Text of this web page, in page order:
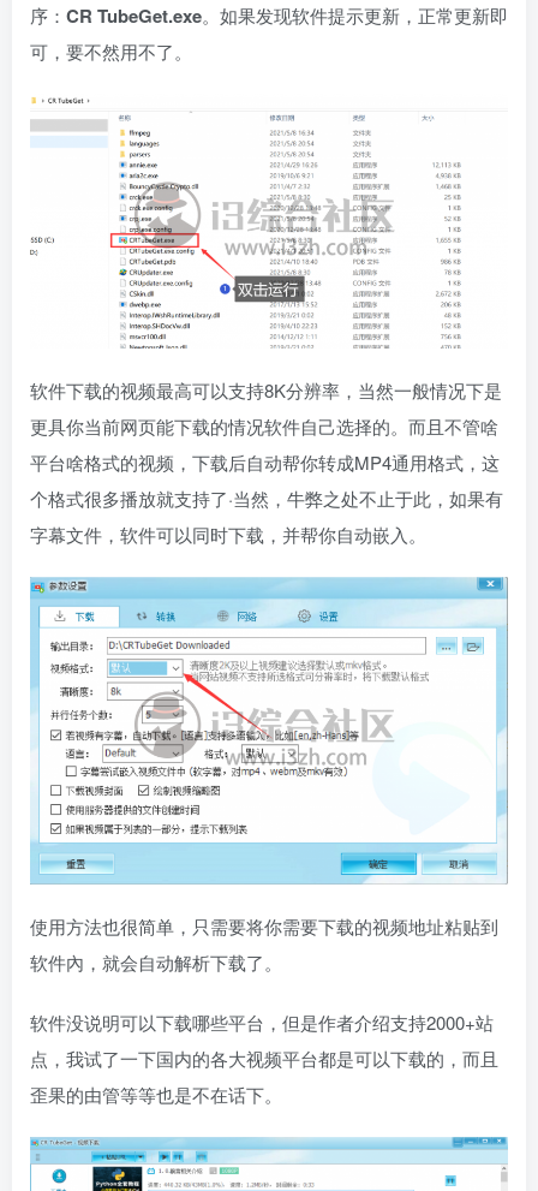
序： CR TubeGet.exe。如果发现软件提示更新，正常更新即
可，要不然用不了。
软件下载的视频最高可以支持8K分辨率，当然一般情况下是
更具你当前网页能下载的情况软件自己选择的。而且不管啥
平台啥格式的视频，下载后自动帮你转成MP4通用格式，这
个格式很多播放就支持了·当然，牛弊之处不止于此，如果有
字幕文件，软件可以同时下载，并帮你自动嵌入。
使用方法也很简单，只需要将你需要下载的视频地址粘贴到
软件內，就会自动解析下载了。
软件没说明可以下载哪些平台，但是作者介绍支持2000+站
点，我试了一下国内的各大视频平台都是可以下载的，而且
歪果的由管等等也是不在话下。